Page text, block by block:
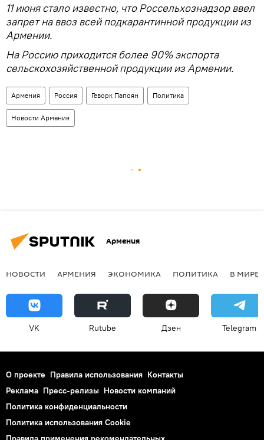
11 июня стало известно, что Россельхознадзор ввел
запрет на ввоз всей подкарантинной продукции из
Армении.
На Россию приходится более 90% экспорта
сельскохозяйственной продукции из Армении.
Армения Россия Геворк Папоян Политика
Новости Армения
Армения
НОВОСТИ АРМЕНИЯ ЭКОНОМИКА ПОЛИТИКА В МИРЕ
VK Rutube Дзен Telegram
О проекте Правила использования Контакты
Реклама Пресс-релизы Новости компаний
Политика конфиденциальности
Политика использования Cookie